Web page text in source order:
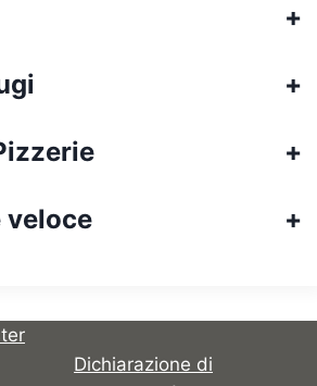
+
+
+
veloce +
Dichiarazione di